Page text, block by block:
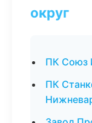
округ
ПК Союз
ПК